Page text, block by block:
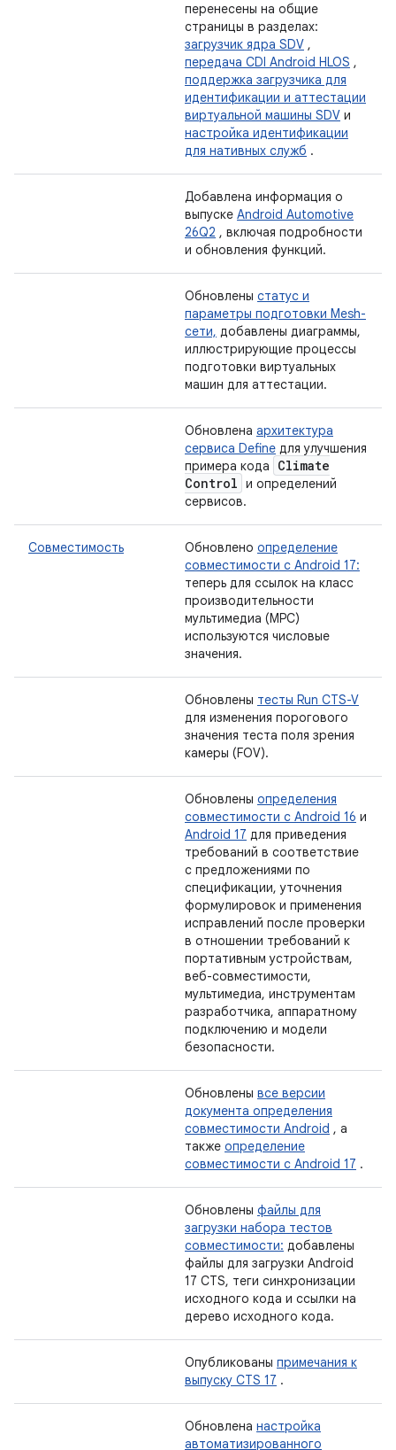
перенесены на общие
страницы в разделах:
загрузчик ядра SDV ,
передача CDI Android HLOS ,
поддержка загрузчика для
идентификации и аттестации
виртуальной машины SDV и
настройка идентификации
для нативных служб .
Добавлена ​​информация о
выпуске Android Automotive
26Q2 , включая подробности
и обновления функций.
Обновлены статус и
параметры подготовки Mesh-
сети, добавлены диаграммы,
иллюстрирующие процессы
подготовки виртуальных
машин для аттестации.
Обновлена ​​архитектура
сервиса Define для улучшения
примера кода
Climate
Control и определений
сервисов.
Совместимость Обновлено определение
совместимости с Android 17:
теперь для ссылок на класс
производительности
мультимедиа (MPC)
используются числовые
значения.
Обновлены тесты Run CTS-V
для изменения порогового
значения теста поля зрения
камеры (FOV).
Обновлены определения
совместимости с Android 16 и
Android 17 для приведения
требований в соответствие
с предложениями по
спецификации, уточнения
формулировок и применения
исправлений после проверки
в отношении требований к
портативным устройствам,
веб-совместимости,
мультимедиа, инструментам
разработчика, аппаратному
подключению и модели
безопасности.
Обновлены все версии
документа определения
совместимости Android , а
также определение
совместимости с Android 17 .
Обновлены файлы для
загрузки набора тестов
совместимости: добавлены
файлы для загрузки Android
17 CTS, теги синхронизации
исходного кода и ссылки на
дерево исходного кода.
Опубликованы примечания к
выпуску CTS 17 .
Обновлена ​​настройка
автоматизированного